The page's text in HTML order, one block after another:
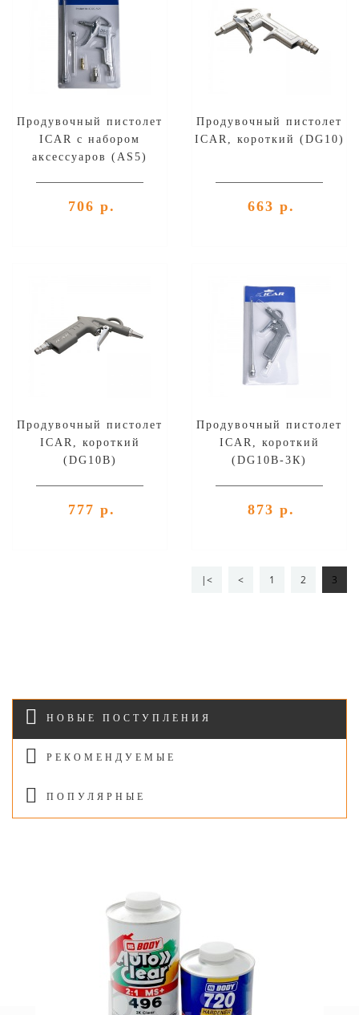
Продувочный пистолет
ICAR с набором
аксессуаров (AS5)
706 р.
Продувочный пистолет
ICAR, короткий (DG10)
663 р.
Продувочный пистолет
ICAR, короткий
(DG10B)
777 р.
Продувочный пистолет
ICAR, короткий
(DG10В-3К)
873 р.
|< < 1 2 3
НОВЫЕ ПОСТУПЛЕНИЯ
РЕКОМЕНДУЕМЫЕ
ПОПУЛЯРНЫЕ